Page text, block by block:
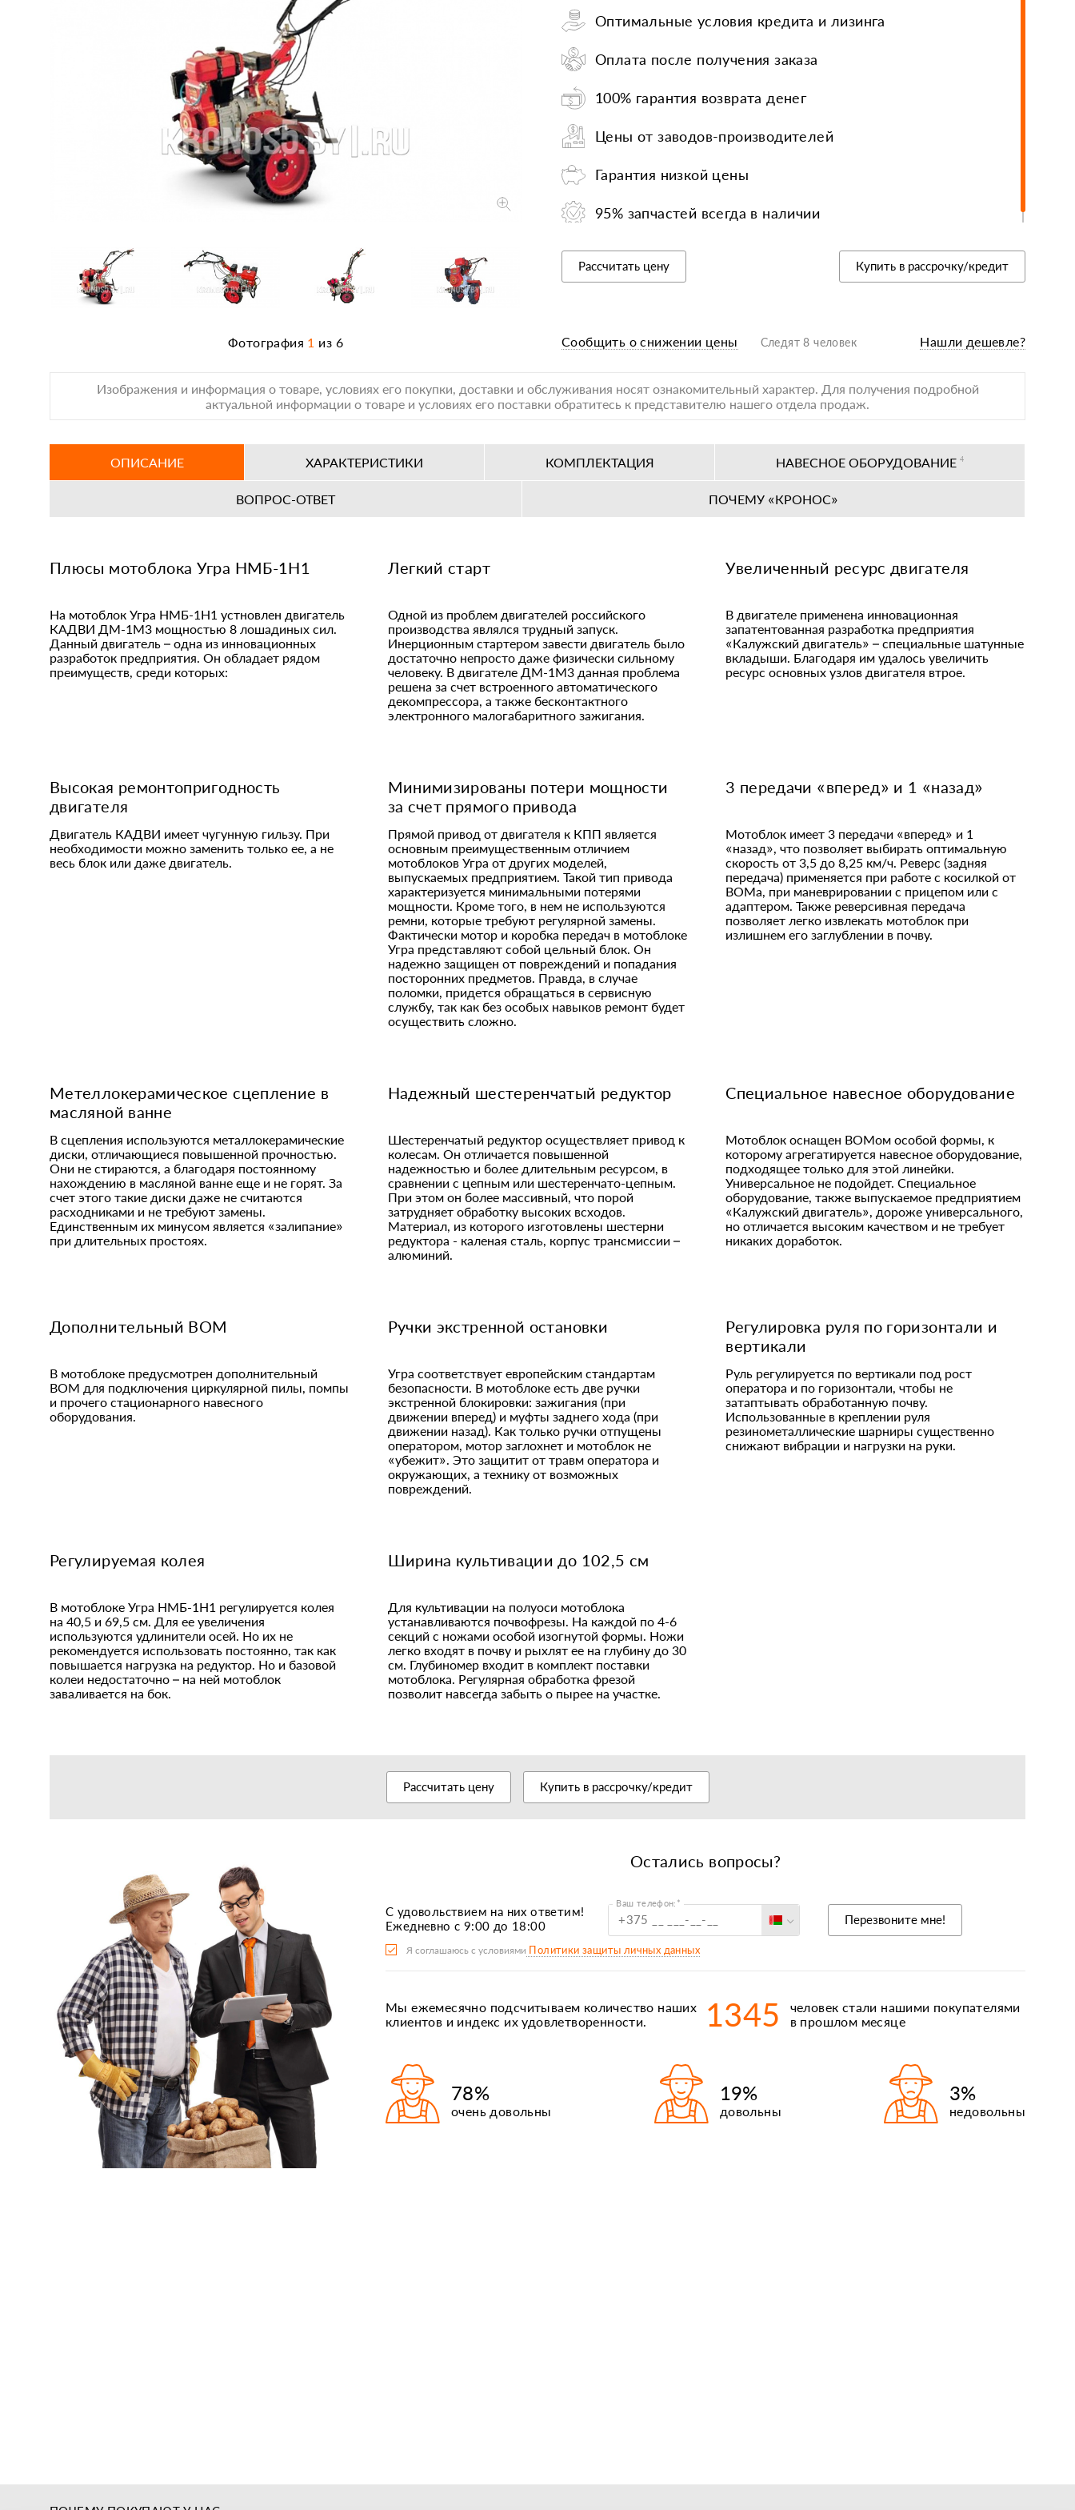
Запчасти Прочее
Фотография 1 из 6
Оптимальные условия кредита и лизинга
Оплата после получения заказа
100% гарантия возврата денег
Цены от заводов-производителей
Гарантия низкой цены
95% запчастей всегда в наличии
Рассчитать цену Купить в рассрочку/кредит
Сообщить о снижении цены Следят 8 человек Нашли дешевле?
Изображения и информация о товаре, условиях его покупки, доставки и обслуживания носят ознакомительный характер. Для получения подробной
актуальной информации о товаре и условиях его поставки обратитесь к представителю нашего отдела продаж.
ОПИСАНИЕ ХАРАКТЕРИСТИКИ КОМПЛЕКТАЦИЯ НАВЕСНОЕ ОБОРУДОВАНИЕ4
ВОПРОС-ОТВЕТ ПОЧЕМУ «КРОНОС»
Плюсы мотоблока Угра НМБ-1Н1
На мотоблок Угра НМБ-1Н1 устновлен двигатель
КАДВИ ДМ-1М3 мощностью 8 лошадиных сил.
Данный двигатель – одна из инновационных
разработок предприятия. Он обладает рядом
преимуществ, среди которых:
Легкий старт
Одной из проблем двигателей российского
производства являлся трудный запуск.
Инерционным стартером завести двигатель было
достаточно непросто даже физически сильному
человеку. В двигателе ДМ-1М3 данная проблема
решена за счет встроенного автоматического
декомпрессора, а также бесконтактного
электронного малогабаритного зажигания.
Увеличенный ресурс двигателя
В двигателе применена инновационная
запатентованная разработка предприятия
«Калужский двигатель» – специальные шатунные
вкладыши. Благодаря им удалось увеличить
ресурс основных узлов двигателя втрое.
Высокая ремонтопригодность
двигателя
Двигатель КАДВИ имеет чугунную гильзу. При
необходимости можно заменить только ее, а не
весь блок или даже двигатель.
Минимизированы потери мощности
за счет прямого привода
Прямой привод от двигателя к КПП является
основным преимущественным отличием
мотоблоков Угра от других моделей,
выпускаемых предприятием. Такой тип привода
характеризуется минимальными потерями
мощности. Кроме того, в нем не используются
ремни, которые требуют регулярной замены.
Фактически мотор и коробка передач в мотоблоке
Угра представляют собой цельный блок. Он
надежно защищен от повреждений и попадания
посторонних предметов. Правда, в случае
поломки, придется обращаться в сервисную
службу, так как без особых навыков ремонт будет
осуществить сложно.
3 передачи «вперед» и 1 «назад»
Мотоблок имеет 3 передачи «вперед» и 1
«назад», что позволяет выбирать оптимальную
скорость от 3,5 до 8,25 км/ч. Реверс (задняя
передача) применяется при работе с косилкой от
ВОМа, при маневрировании с прицепом или с
адаптером. Также реверсивная передача
позволяет легко извлекать мотоблок при
излишнем его заглублении в почву.
Метеллокерамическое сцепление в
масляной ванне
В сцепления используются металлокерамические
диски, отличающиеся повышенной прочностью.
Они не стираются, а благодаря постоянному
нахождению в масляной ванне еще и не горят. За
счет этого такие диски даже не считаются
расходниками и не требуют замены.
Единственным их минусом является «залипание»
при длительных простоях.
Надежный шестеренчатый редуктор
Шестеренчатый редуктор осуществляет привод к
колесам. Он отличается повышенной
надежностью и более длительным ресурсом, в
сравнении с цепным или шестеренчато-цепным.
При этом он более массивный, что порой
затрудняет обработку высоких всходов.
Материал, из которого изготовлены шестерни
редуктора - каленая сталь, корпус трансмиссии –
алюминий.
Специальное навесное оборудование
Мотоблок оснащен ВОМом особой формы, к
которому агрегатируется навесное оборудование,
подходящее только для этой линейки.
Универсальное не подойдет. Специальное
оборудование, также выпускаемое предприятием
«Калужский двигатель», дороже универсального,
но отличается высоким качеством и не требует
никаких доработок.
Дополнительный ВОМ
В мотоблоке предусмотрен дополнительный
ВОМ для подключения циркулярной пилы, помпы
и прочего стационарного навесного
оборудования.
Ручки экстренной остановки
Угра соответствует европейским стандартам
безопасности. В мотоблоке есть две ручки
экстренной блокировки: зажигания (при
движении вперед) и муфты заднего хода (при
движении назад). Как только ручки отпущены
оператором, мотор заглохнет и мотоблок не
«убежит». Это защитит от травм оператора и
окружающих, а технику от возможных
повреждений.
Регулировка руля по горизонтали и
вертикали
Руль регулируется по вертикали под рост
оператора и по горизонтали, чтобы не
затаптывать обработанную почву.
Использованные в креплении руля
резинометаллические шарниры существенно
снижают вибрации и нагрузки на руки.
Регулируемая колея
В мотоблоке Угра НМБ-1Н1 регулируется колея
на 40,5 и 69,5 см. Для ее увеличения
используются удлинители осей. Но их не
рекомендуется использовать постоянно, так как
повышается нагрузка на редуктор. Но и базовой
колеи недостаточно – на ней мотоблок
заваливается на бок.
Ширина культивации до 102,5 см
Для культивации на полуоси мотоблока
устанавливаются почвофрезы. На каждой по 4-6
секций с ножами особой изогнутой формы. Ножи
легко входят в почву и рыхлят ее на глубину до 30
см. Глубиномер входит в комплект поставки
мотоблока. Регулярная обработка фрезой
позволит навсегда забыть о пырее на участке.
Рассчитать цену Купить в рассрочку/кредит
Остались вопросы?
C удовольствием на них ответим!
Ежедневно с 9:00 до 18:00
Ваш телефон:*
Беларусь
Армения
Перезвоните мне!
Я соглашаюсь с условиями Политики защиты личных данных
Мы ежемесячно подсчитываем количество наших
клиентов и индекс их удовлетворенности.
1345
человек стали нашими покупателями
в прошлом месяце
78%
очень довольны
19%
довольны
3%
недовольны